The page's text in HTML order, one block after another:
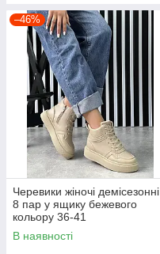
–46%
Черевики жіночі демісезонні
8 пар у ящику бежевого
кольору 36-41
В наявності